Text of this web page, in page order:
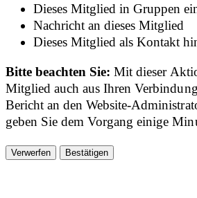
Dieses Mitglied in Gruppen
Nachricht an dieses Mitglied
Dieses Mitglied als Kontakt
Bitte beachten Sie:Mit dieser
Mitglied auch aus Ihren
Bericht an den Website-
geben Sie dem Vorgang einige
Bestätigen